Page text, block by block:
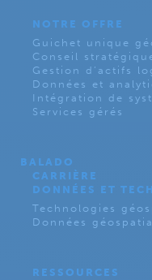
NOTRE OFFRE
Guichet unique
Conseil
Gestion d’actifs
Données et
Intégration de
Services gérés
BALADO
CARRIÈRE
DONNÉES ET
Technologies
Données
RESSOURCES